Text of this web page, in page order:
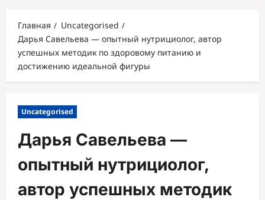
Главная
Uncategorised
Дарья Савельева — опытный нутрициолог, автор
успешных методик по здоровому питанию и
достижению идеальной фигуры
Uncategorised
Дарья Савельева —
опытный нутрициолог,
автор успешных методик